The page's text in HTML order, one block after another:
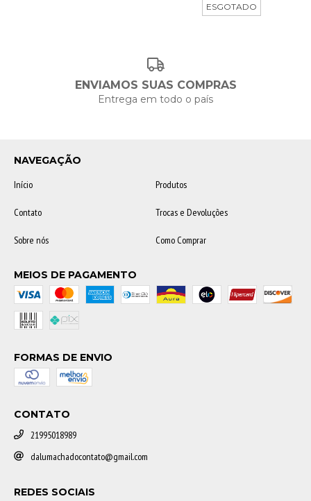
ESGOTADO
ENVIAMOS SUAS COMPRAS
Entrega em todo o país
NAVEGAÇÃO
Início
Produtos
Contato Trocas e Devoluções
Sobre nós Como Comprar
MEIOS DE PAGAMENTO
FORMAS DE ENVIO
CONTATO
21995018989
dalumachadocontato@gmail.com
REDES SOCIAIS